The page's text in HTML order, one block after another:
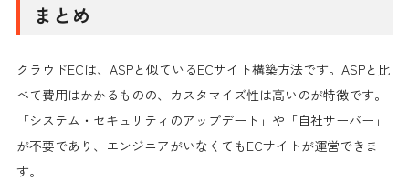
まとめ
クラウドECは、ASPと似ているECサイト構築方法です。ASPと比
べて費用はかかるものの、カスタマイズ性は高いのが特徴です。
「システム・セキュリティのアップデート」や「自社サーバー」
が不要であり、エンジニアがいなくてもECサイトが運営できま
す。